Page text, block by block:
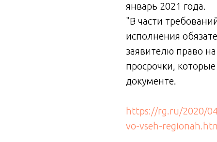
январь 2021 года.
"В части
исполнения
заявителю право
просрочки,
документе.
https://rg.ru/2020/
vo-vseh-